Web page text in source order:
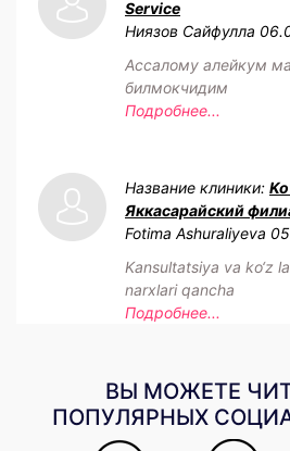
Service
Ниязов Сайфулла
Ассалому алейкум
билмокчидим
Подробнее...
Название клиники:
Яккасарайский
Fotima Ashuraliyeva
Kansultatsiya va ko‘z
narxlari qancha
Подробнее...
ВЫ МОЖЕТЕ
ПОПУЛЯРНЫХ